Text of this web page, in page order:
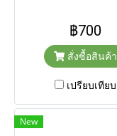
฿700
สั่งซื้อสินค้า
เปรียบเทียบ
New